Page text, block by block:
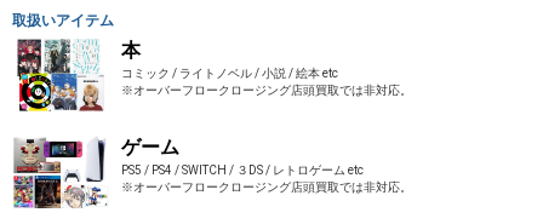
取扱いアイテム
本
コミック / ライトノベル / 小説 / 絵本 etc
※オーバーフロークロージング店頭買取では非対応。
ゲーム
PS5 / PS4 / SWITCH / ３DS / レトロゲーム etc
※オーバーフロークロージング店頭買取では非対応。